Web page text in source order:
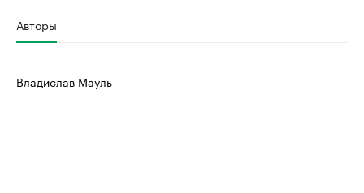
Авторы
Владислав Мауль